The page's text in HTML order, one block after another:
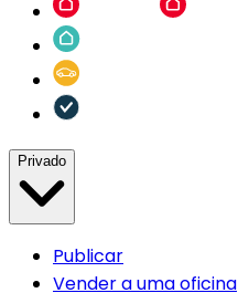
Privado
Publicar
Vender a uma oficina